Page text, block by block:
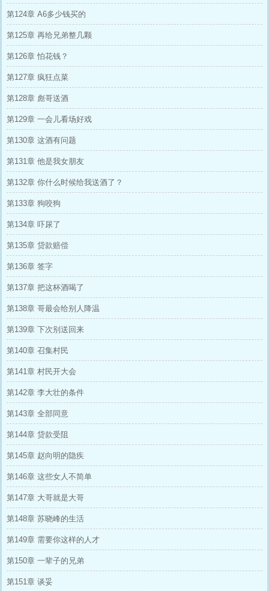
第124章 A6多少钱买的
第125章 再给兄弟整几颗
第126章 怕花钱？
第127章 疯狂点菜
第128章 彪哥送酒
第129章 一会儿看场好戏
第130章 这酒有问题
第131章 他是我女朋友
第132章 你什么时候给我送酒了？
第133章 狗咬狗
第134章 吓尿了
第135章 贷款赔偿
第136章 签字
第137章 把这杯酒喝了
第138章 哥最会给别人降温
第139章 下次别送回来
第140章 召集村民
第141章 村民开大会
第142章 李大壮的条件
第143章 全部同意
第144章 贷款受阻
第145章 赵向明的隐疾
第146章 这些女人不简单
第147章 大哥就是大哥
第148章 苏晓峰的生活
第149章 需要你这样的人才
第150章 一辈子的兄弟
第151章 谈妥